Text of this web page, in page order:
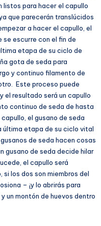
listos para hacer el capullo
que parecerán translúcidos
a hacer el capullo, el
se escurre con el fin de
etapa de su ciclo de
gota de seda para
y continuo filamento de
Este proceso puede
el resultado será un capullo
continuo de seda de hasta
el gusano de seda
última etapa de su ciclo vital
de seda hacen cosas
gusano de seda decide hilar
el capullo será
los dos son miembros del
– ¡y lo abrirás para
un montón de huevos dentro